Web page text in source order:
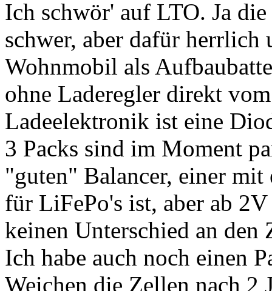
Ich schwör' auf LTO. Ja
schwer, aber dafür
Wohnmobil als
ohne Laderegler direkt
Ladeelektronik ist eine
3 Packs sind im Moment
"guten" Balancer, einer
für LiFePo's ist, aber ab
keinen Unterschied an den
Ich habe auch noch einen
Weichen die Zellen nach 2